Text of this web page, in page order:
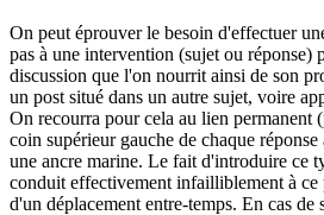
On peut éprouver le besoin d'effectuer
pas à une intervention (sujet ou réponse)
discussion que l'on nourrit ainsi de son
un post situé dans un autre sujet, voire
On recourra pour cela au lien permanent
coin supérieur gauche de chaque
une ancre marine. Le fait d'introduire ce
conduit effectivement infailliblement à
d'un déplacement entre-temps. En cas de